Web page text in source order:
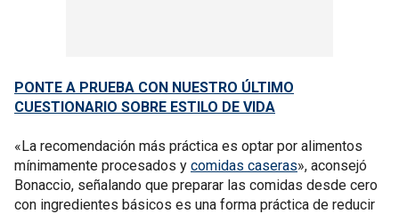
PONTE A PRUEBA CON NUESTRO ÚLTIMO
CUESTIONARIO SOBRE ESTILO DE VIDA
«La recomendación más práctica es optar por alimentos
mínimamente procesados y comidas caseras», aconsejó
Bonaccio, señalando que preparar las comidas desde cero
con ingredientes básicos es una forma práctica de reducir